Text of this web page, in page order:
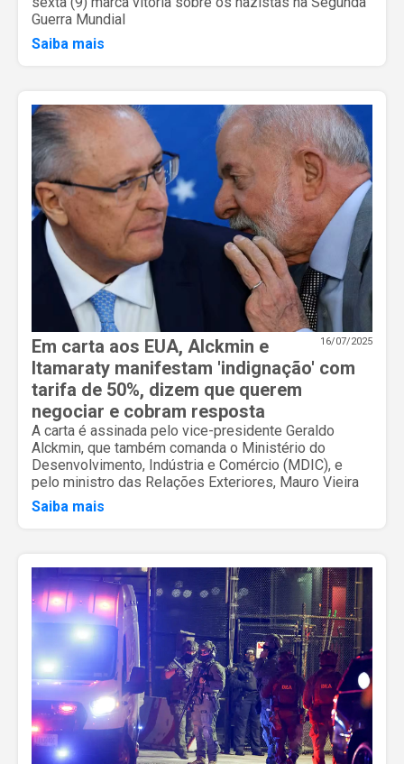
Guerra Mundial
Saiba mais
16/07/2025
Em carta aos EUA, Alckmin e
Itamaraty manifestam 'indignação' com
tarifa de 50%, dizem que querem
negociar e cobram resposta
A carta é assinada pelo vice-presidente Geraldo
Alckmin, que também comanda o Ministério do
Desenvolvimento, Indústria e Comércio (MDIC), e
pelo ministro das Relações Exteriores, Mauro Vieira
Saiba mais